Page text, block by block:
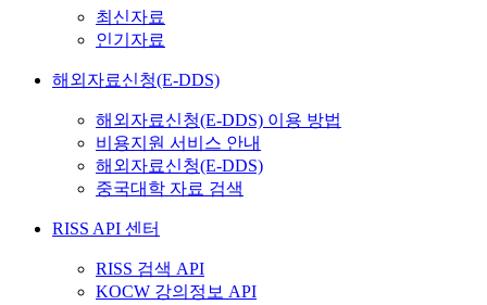
최신자료
인기자료
해외자료신청(E-DDS)
해외자료신청(E-DDS) 이용 방법
비용지원 서비스 안내
해외자료신청(E-DDS)
중국대학 자료 검색
RISS API 센터
RISS 검색 API
KOCW 강의정보 API